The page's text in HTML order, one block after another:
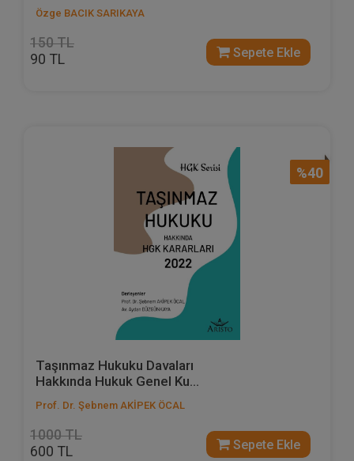
Özge BACIK SARIKAYA
150 TL
90 TL Sepete Ekle
%40
Taşınmaz Hukuku Davaları
Hakkında Hukuk Genel Ku...
Prof. Dr. Şebnem AKİPEK ÖCAL
1000 TL
600 TL Sepete Ekle